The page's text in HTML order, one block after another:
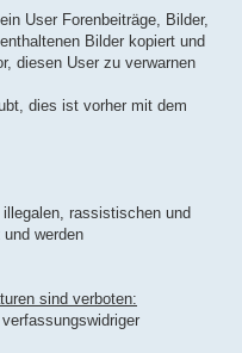
User Forenbeiträge, Bilder,
Bilder kopiert und
diesen User zu verwarnen
dies ist vorher mit dem
rassistischen und
werden
sind verboten: